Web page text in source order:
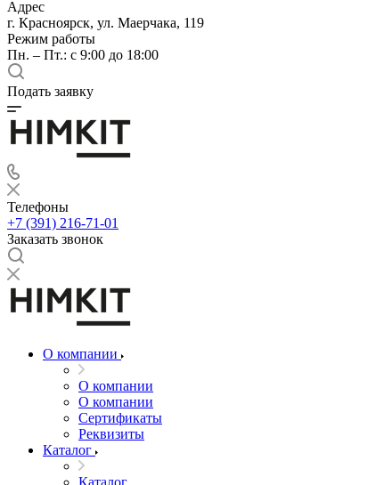
Адрес
г. Красноярск, ул. Маерчака, 119
Режим работы
Пн. – Пт.: с 9:00 до 18:00
Подать заявку
Телефоны
+7 (391) 216-71-01
Заказать звонок
О компании
О компании
О компании
Сертификаты
Реквизиты
Каталог
Каталог